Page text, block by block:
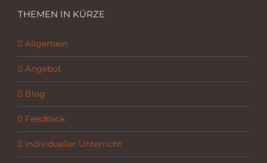
THEMEN IN KÜRZE
Allgemein
Angebot
Blog
Feedback
Individueller Unterricht